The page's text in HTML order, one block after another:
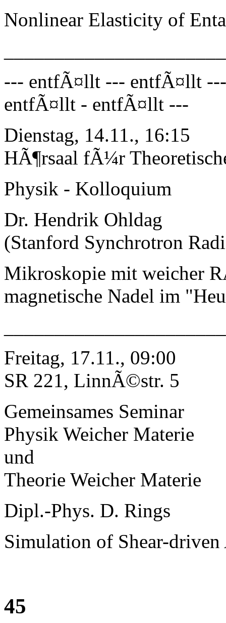
Nonlinear Elasticity of
--- entfÃ¤llt --- entfÃ¤llt
entfÃ¤llt - entfÃ¤llt ---
Dienstag, 14.11., 16:15
HÃ¶rsaal fÃ¼r
Physik - Kolloquium
Dr. Hendrik Ohldag
(Stanford Synchrotron
Mikroskopie mit weicher
magnetische Nadel im
Freitag, 17.11., 09:00
SR 221, LinnÃ©str. 5
Gemeinsames Seminar
Physik Weicher Materie
und
Theorie Weicher Materie
Dipl.-Phys. D. Rings
Simulation of Shear-
45